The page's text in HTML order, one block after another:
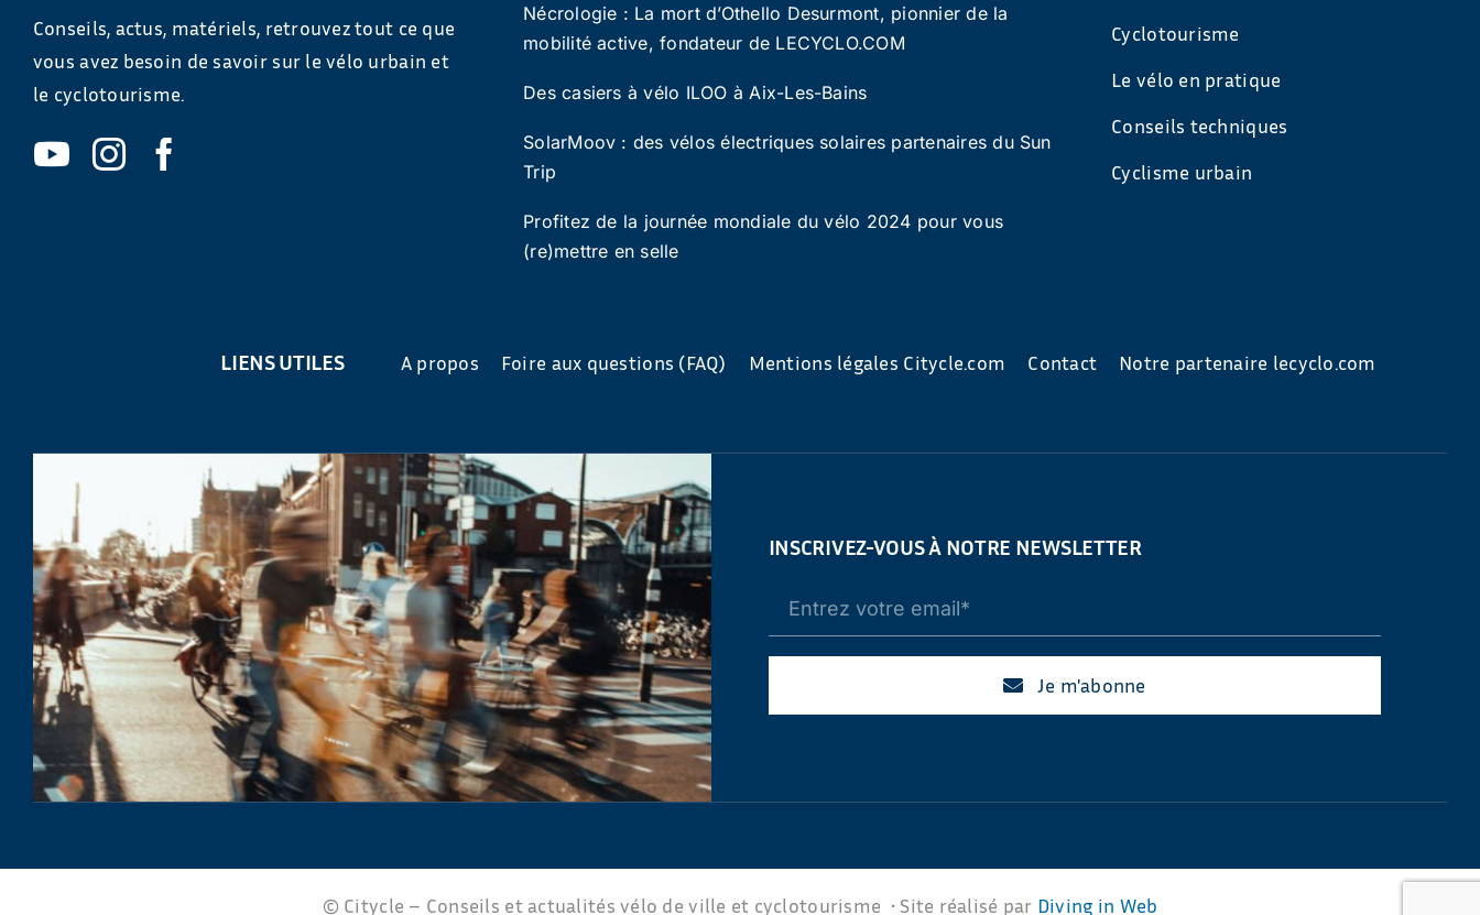
Conseils, actus, matériels, retrouvez tout ce que
vous avez besoin de savoir sur le vélo urbain et
le cyclotourisme.
Nécrologie : La mort d’Othello Desurmont, pionnier de la
mobilité active, fondateur de LECYCLO.COM
Des casiers à vélo ILOO à Aix-Les-Bains
SolarMoov : des vélos électriques solaires partenaires du Sun
Trip
Profitez de la journée mondiale du vélo 2024 pour vous
(re)mettre en selle
Cyclotourisme
Le vélo en pratique
Conseils techniques
Cyclisme urbain
LIENS UTILES A propos Foire aux questions (FAQ) Mentions légales Citycle.com Contact Notre partenaire lecyclo.com
INSCRIVEZ-VOUS À NOTRE NEWSLETTER
Je m'abonne
© Citycle – Conseils et actualités vélo de ville et cyclotourisme • Site réalisé par Diving in Web